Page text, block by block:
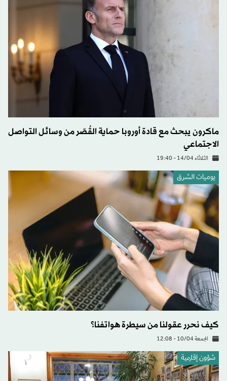
ماكرون يبحث مع قادة أوروبا حماية القُصّر من وسائل التواصل
الاجتماعي
الثلاثاء 14/04 - 19:40
يوميات الشرق
كيف نحرر عقولنا من سيطرة هواتفنا؟
الجمعة 10/04 - 12:08
شؤون إقليمية